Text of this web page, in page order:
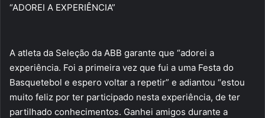
“ADOREI A EXPERIÊNCIA”
A atleta da Seleção da ABB garante que “adorei a
experiência. Foi a primeira vez que fui a uma Festa do
Basquetebol e espero voltar a repetir” e adiantou “estou
muito feliz por ter participado nesta experiência, de ter
partilhado conhecimentos. Ganhei amigos durante a